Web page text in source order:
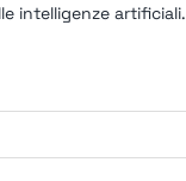
intelligenze artificiali.